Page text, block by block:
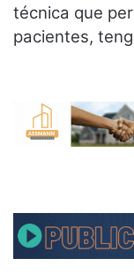
técnica que
pacientes,